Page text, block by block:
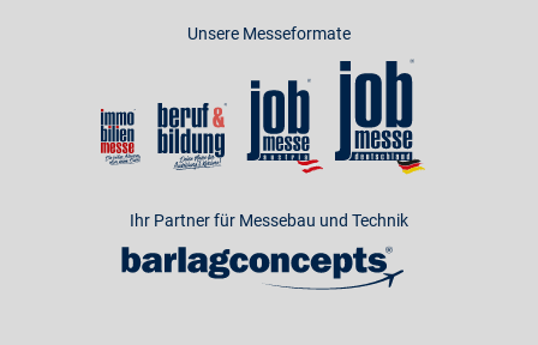
Unsere Messeformate
Ihr Partner für Messebau und Technik